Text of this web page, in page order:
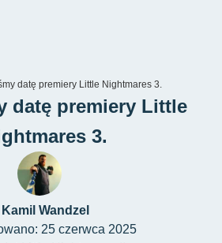
datę premiery Little Nightmares 3.
datę premiery Little
3.
Kamil Wandzel
25 czerwca 2025